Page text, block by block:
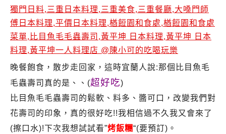
晚餐飽食，散步走回家，這時宜蘭人說:那個比目魚毛
毛蟲壽司真的是、、(超好吃)
比目魚毛毛蟲壽司 的鬆軟、料多、醬可口，改變我們對
花壽司的印象，真的很好吃!!我相信過不久我又會來了
(擦口水)!下次我想試試看”烤飯糰“(要預訂)。